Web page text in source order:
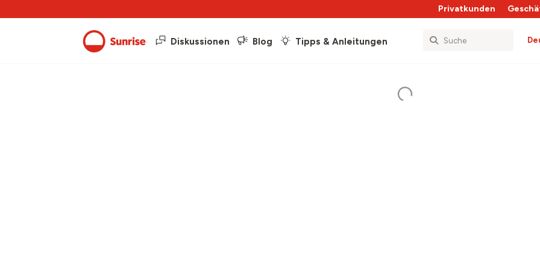
Privatkunden
Diskussionen Blog Tipps & Anleitungen